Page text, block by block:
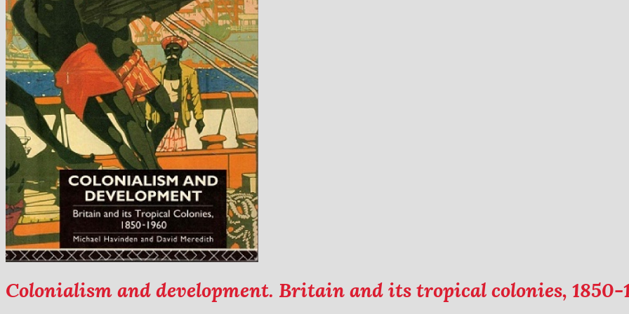
Colonialism and development. Britain and its tropical colonies, 1850-